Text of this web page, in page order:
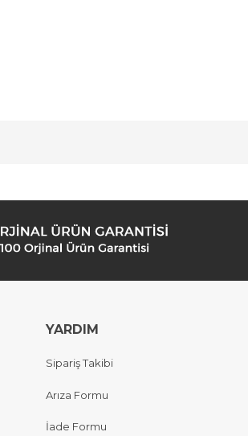
YARDIM
Sipariş Takibi
Arıza Formu
İade Formu